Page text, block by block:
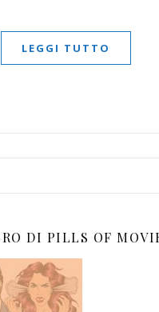
LEGGI TUTTO
DI PILLS OF